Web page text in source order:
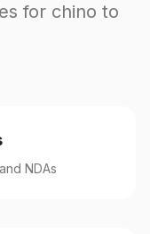
for chino to
NDAs